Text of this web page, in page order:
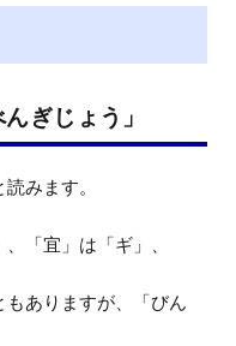
ぎじょう」
読みます。
「宜」は「ギ」、
もありますが、「びん